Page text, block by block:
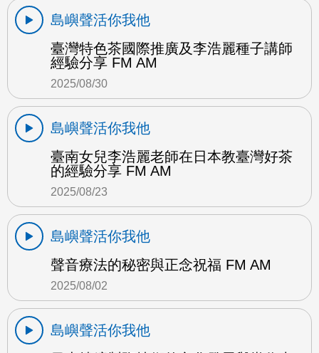
島嶼聲活你我他
臺灣特色茶國際推廣及李浩麗種子講師
經驗分享 FM AM
2025/08/30
島嶼聲活你我他
臺南女兒李浩麗老師在日本教臺灣好茶
的經驗分享 FM AM
2025/08/23
島嶼聲活你我他
聲音療法的秘密與正念祝福 FM AM
2025/08/02
島嶼聲活你我他